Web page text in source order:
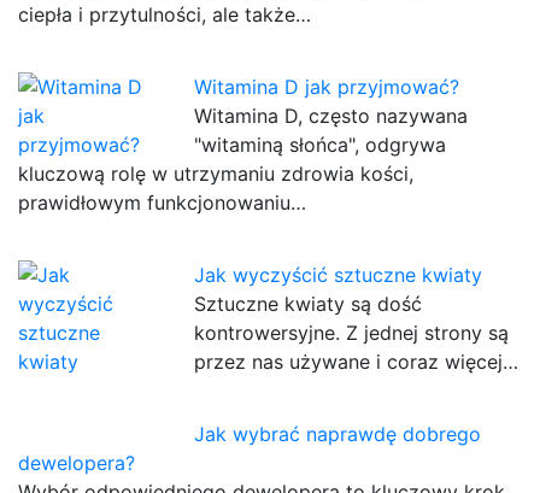
ciepła i przytulności, ale także…
Witamina D jak przyjmować?
Witamina D, często nazywana
"witaminą słońca", odgrywa
kluczową rolę w utrzymaniu zdrowia kości,
prawidłowym funkcjonowaniu…
Jak wyczyścić sztuczne kwiaty
Sztuczne kwiaty są dość
kontrowersyjne. Z jednej strony są
przez nas używane i coraz więcej…
Jak wybrać naprawdę dobrego
dewelopera?